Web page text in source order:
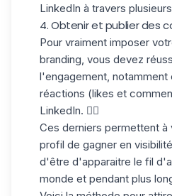
LinkedIn à travers
4. Obtenir et publier des
Pour vraiment imposer
branding, vous devez
l'engagement, notamment
réactions (likes et
LinkedIn. 👍🏼
Ces derniers permettent
profil de gagner en
d'être d'apparaitre le fil
monde et pendant plus